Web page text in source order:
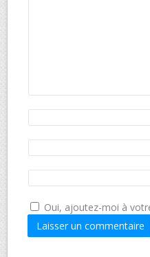
Oui, ajoutez-moi à